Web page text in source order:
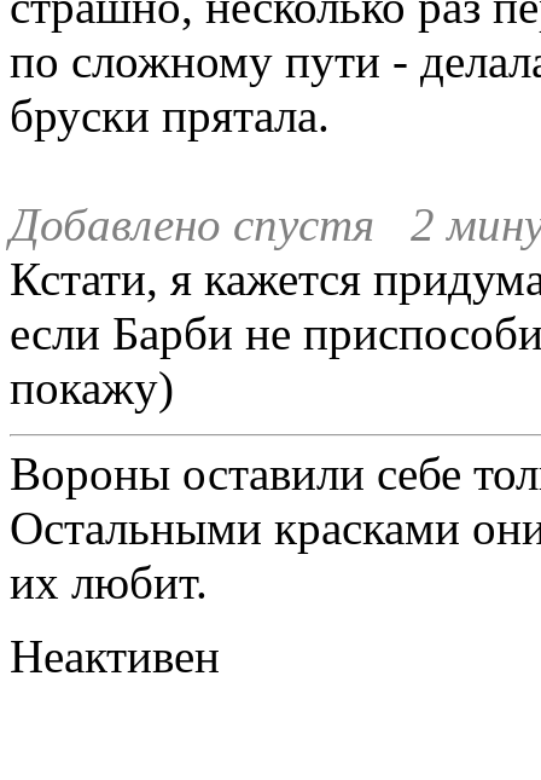
по сложному пути -
бруски прятала.
Добавлено спустя 2
Кстати, я кажется
если Барби не
покажу)
Вороны оставили себе
Остальными красками
их любит.
Неактивен